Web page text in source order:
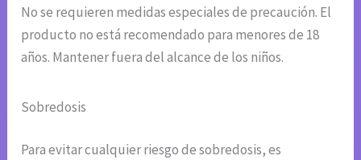
No se requieren medidas especiales de precaución. El
producto no está recomendado para menores de 18
años. Mantener fuera del alcance de los niños.
Sobredosis
Para evitar cualquier riesgo de sobredosis, es